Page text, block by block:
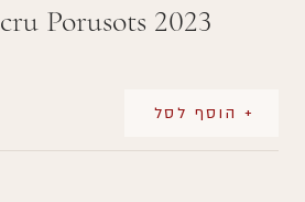
cru Porusots 2023
+ הוסף לסל